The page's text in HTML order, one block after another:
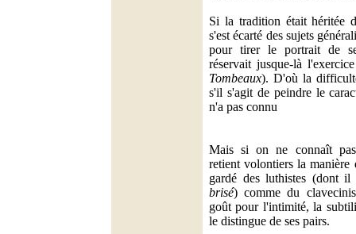
Si la tradition était héritée
s'est écarté des sujets
pour tirer le portrait de
réservait jusque-là
Tombeaux). D'où la
s'il s'agit de peindre le
n'a pas connu
Mais si on ne connaît
retient volontiers la manière
gardé des luthistes (dont
brisé) comme du
goût pour l'intimité, la
le distingue de ses pairs.